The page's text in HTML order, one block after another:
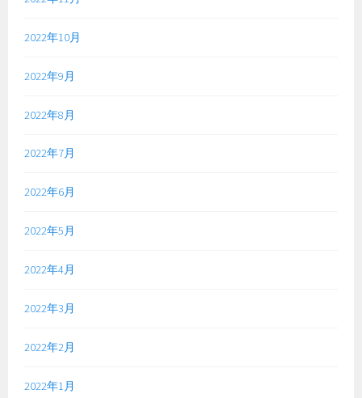
2022年10月
2022年9月
2022年8月
2022年7月
2022年6月
2022年5月
2022年4月
2022年3月
2022年2月
2022年1月